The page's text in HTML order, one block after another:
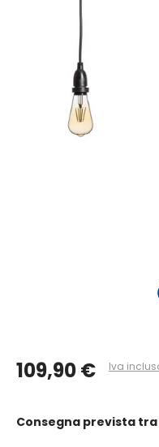
109,90 € Iva
Consegna prevista tra